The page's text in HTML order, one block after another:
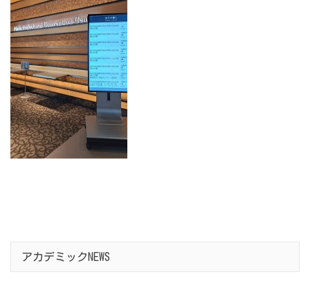
アカデミックNEWS